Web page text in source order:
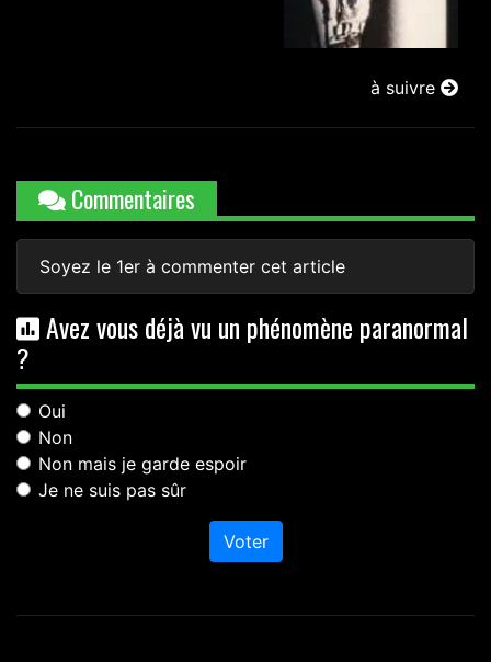
à suivre
Commentaires
Soyez le 1er à commenter cet article
Avez vous déjà vu un phénomène paranormal
?
Oui
Non
Non mais je garde espoir
Je ne suis pas sûr
Voter